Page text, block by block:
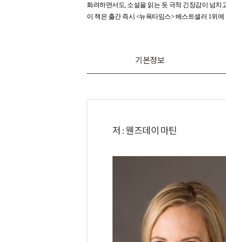
화려하면서도, 소설을 읽는 듯 극적 긴장감이 넘치
이 책은 출간 즉시 <뉴욕타임스> 베스트셀러 1위
기본정보
저 : 웬즈데이 마틴